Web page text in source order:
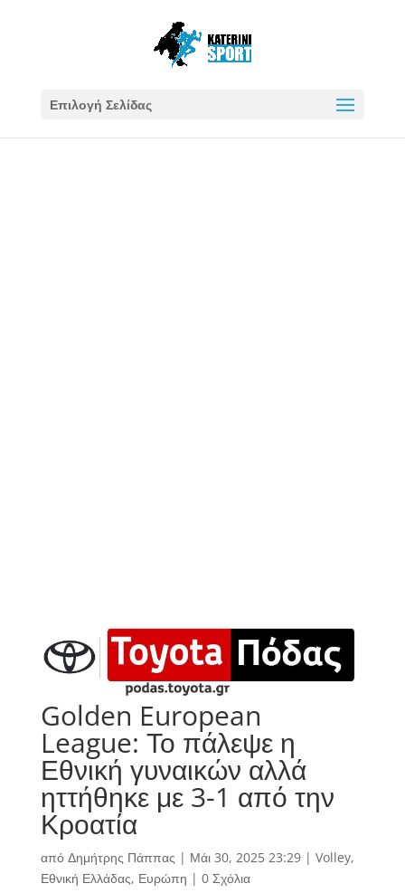
Επιλογή Σελίδας
Golden European
League: Το πάλεψε η
Εθνική γυναικών αλλά
ηττήθηκε με 3-1 από την
Κροατία
από Δημήτρης Πάππας | Μάι 30, 2025 23:29| Volley,
Εθνική Ελλάδας, Ευρώπη | 0 Σχόλια